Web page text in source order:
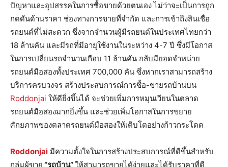
ปัญหาและอุปสรรคในการซื้อขายด้วยตนเอง ไม่ว่าจะเป็นการถูก
กดดันด้านราคา ช่องทางการขายที่จำกัด และการเข้าถึงสินเชื่อ
รถยนต์ที่ไม่สะดวก ซึ่งจากจำนวนผู้มีรถยนต์ในประเทศไทยกว่า
18 ล้านคัน และมีรถที่มีอายุใช้งานในระหว่าง 4-7 ปี ซึ่งมีโอกาส
ในการเปลี่ยนรถจำนวนเกือบ 11 ล้านคัน กลับมียอดจำหน่าย
รถยนต์มือสองทั้งประเทศ 700,000 คัน ซึ่งหากเราสามารถสร้าง
บริการครบวงจร สร้างประสบการณ์การซื้อ-ขายรถบ้านบน
Roddonjai ให้ดียิ่งขึ้นได้ จะช่วยเพิ่มการหมุนเวียนในตลาด
รถยนต์มือสองมากยิ่งขึ้น และช่วยเพิ่มโอกาสในการขยาย
ศักยภาพของตลาดรถยนต์มือสองให้เติบโตอย่างก้าวกระโดด
Roddonjai มีความตั้งใจในการสร้างประสบการณ์ที่ดีขึ้นสำหรับ
กลุ่มผู้ขาย “รถบ้าน”ให้สามารถขายได้ง่ายและได้รับราคาที่ดี